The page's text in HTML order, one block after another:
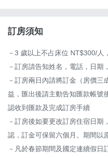
訂房須知
－3 歲以上不占床位 NT$300/人
－訂房請告知姓名，電話，日期
－訂房兩日內請將訂金（房價三
益，匯出後請主動告知匯款帳號
認收到匯款及完成訂房手續
－訂房後如要更改訂房住宿日
認，訂金可保留六個月。期間以
－凡於春節期間及國定連續假日